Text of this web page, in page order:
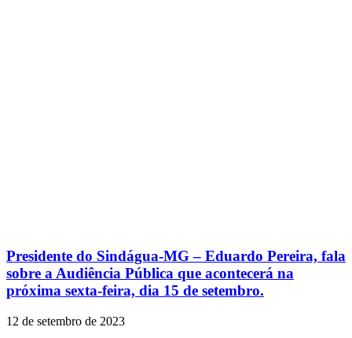
Presidente do Sindágua-MG – Eduardo Pereira, fala
sobre a Audiência Pública que acontecerá na
próxima sexta-feira, dia 15 de setembro.
12 de setembro de 2023